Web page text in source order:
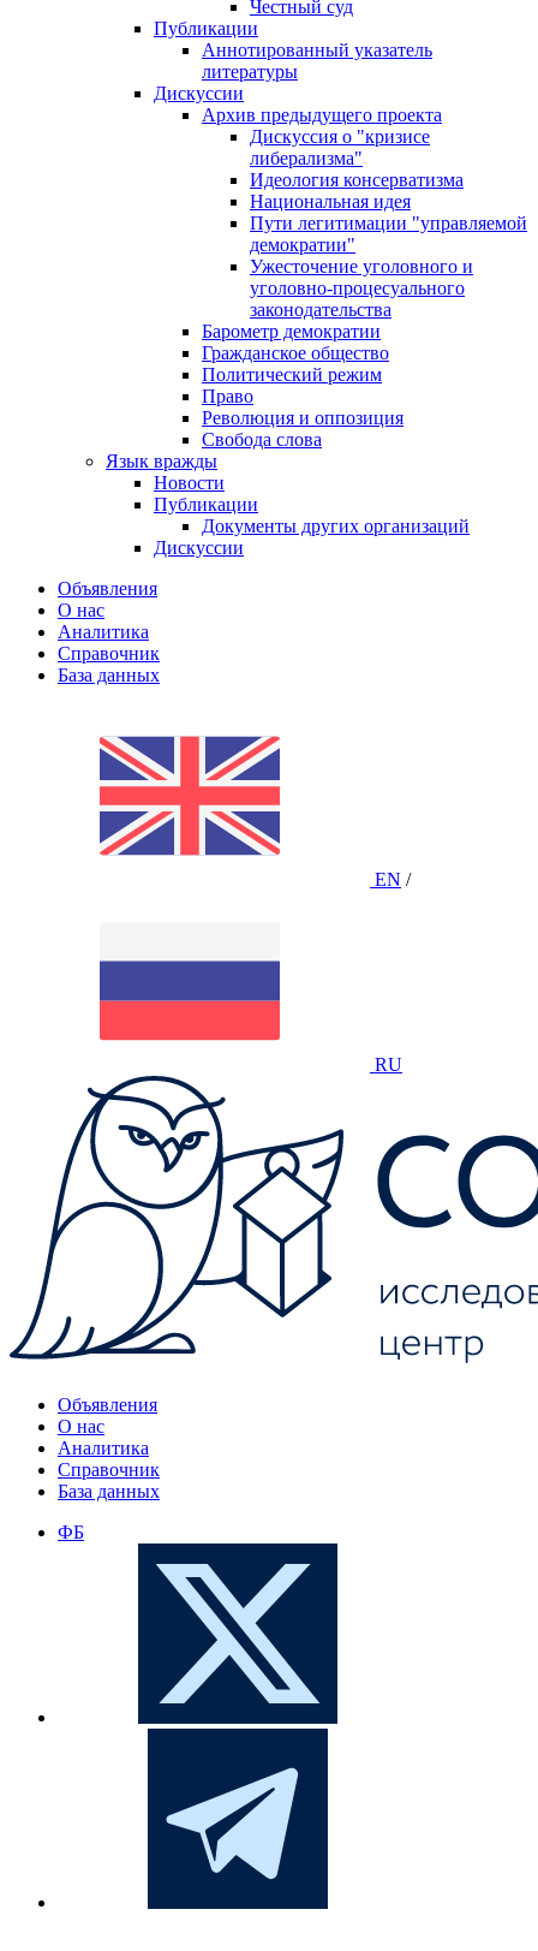
Честный суд
Публикации
Аннотированный указатель
литературы
Дискуссии
Архив предыдущего проекта
Дискуссия о "кризисе
либерализма"
Идеология консерватизма
Национальная идея
Пути легитимации "управляемой
демократии"
Ужесточение уголовного и
уголовно-процесуального
законодательства
Барометр демократии
Гражданское общество
Политический режим
Право
Революция и оппозиция
Свобода слова
Язык вражды
Новости
Публикации
Документы других организаций
Дискуссии
Объявления
О нас
Аналитика
Справочник
База данных
EN /
RU
Объявления
О нас
Аналитика
Справочник
База данных
ФБ